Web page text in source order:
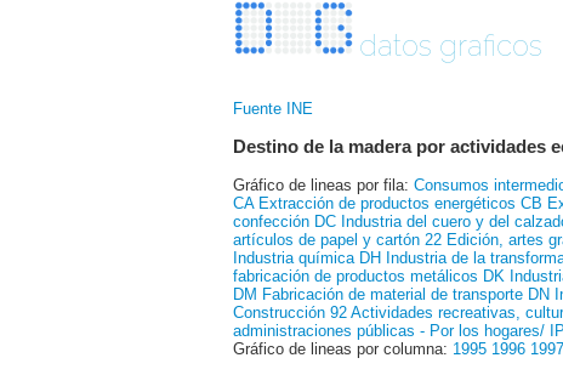
datos graficos
Fuente INE
Destino de la madera por actividades
Gráfico de lineas por fila: Consumos
CA Extracción de productos energéticos CB
confección DC Industria del cuero y del
artículos de papel y cartón 22 Edición, artes
Industria química DH Industria de la
fabricación de productos metálicos DK
DM Fabricación de material de transporte DN
Construcción 92 Actividades recreativas,
administraciones públicas - Por los hogares/
Gráfico de lineas por columna: 1995 1996 1997